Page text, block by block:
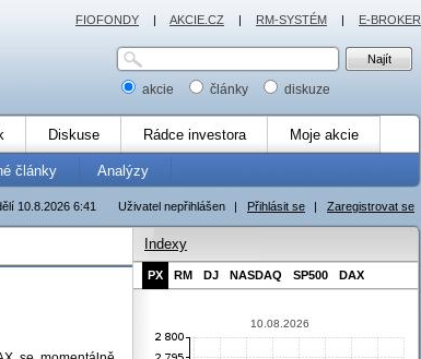
akcie články diskuze
Diskuse Rádce investora Moje akcie
články Analýzy
Uživatel nepřihlášen | Přihlásit se | Zaregistrovat se
10.8.2026 6:41
Indexy
PX RM DJ NASDAQ SP500 DAX
10.08.2026
FIOFONDY | AKCIE.CZ | RM-SYSTÉM | E-BROKER